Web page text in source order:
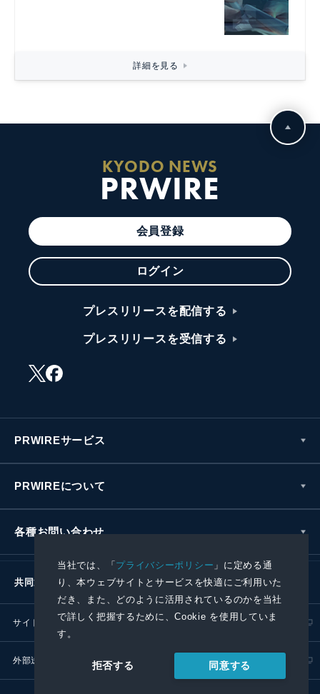
当社では、「プライバシーポリシー 」に定める通
り、本ウェブサイトとサービスを快適にご利用いた
だき、また、どのように活用されているのかを当社
で詳しく把握するために、Cookie を使用していま
す。
拒否する 同意する
詳細を見る
KYODO NEWS
PRWIRE
会員登録
ログイン
プレスリリースを配信する
プレスリリースを受信する
PRWIREサービス
PRWIREについて
各種お問い合わせ
共同通信社グループ
サイトポリシー プライバシーポリシー
外部送信ポリシー プレスリリース取扱基準